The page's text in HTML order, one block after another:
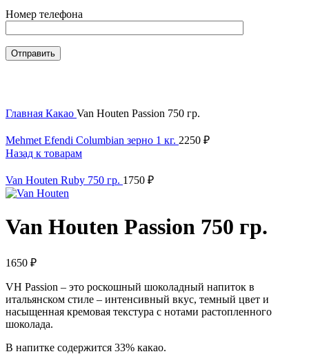
Номер телефона
Главная Какао Van Houten Passion 750 гр.
Mehmet Efendi Columbian зерно 1 кг. 2250 ₽
Назад к товарам
Van Houten Ruby 750 гр. 1750 ₽
Van Houten Passion 750 гр.
1650 ₽
VH Passion – это роскошный шоколадный напиток в
итальянском стиле – интенсивный вкус, темный цвет и
насыщенная кремовая текстура с нотами растопленного
шоколада.
В напитке содержится 33% какао.